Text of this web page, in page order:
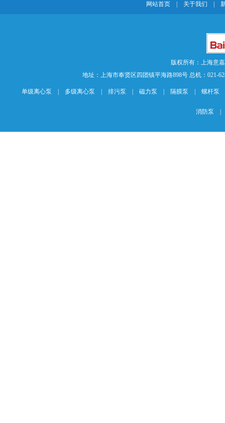
网站首页 关于我们
版权所有：上海意
地址：上海市奉贤区四团镇平海路898号 总机：021-
单级离心泵 多级离心泵 排污泵 磁力泵 隔膜泵 螺杆泵
消防泵